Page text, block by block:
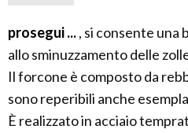
prosegui ..., si consente una
allo sminuzzamento delle
Il forcone è composto da
sono reperibili anche
È realizzato in acciaio